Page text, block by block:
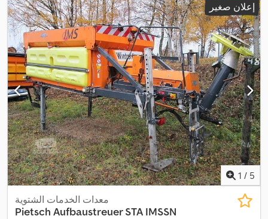
إعلان صغير
1 / 5
معدات الخدمات الشتوية
Pietsch Aufbaustreuer STA IMSSN